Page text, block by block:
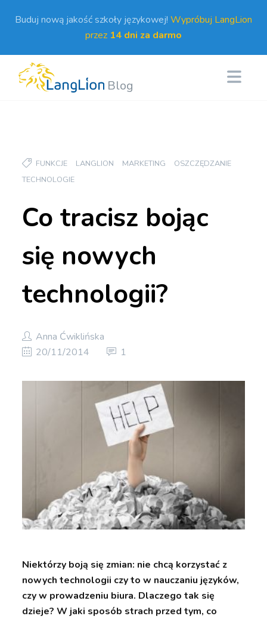
Buduj nową jakość szkoły językowej! Wypróbuj LangLion
przez 14 dni za darmo
Blog
FUNKCJE LANGLION MARKETING
OSZCZĘDZANIE
TECHNOLOGIE
Co tracisz bojąc
się nowych
technologii?
Anna Ćwiklińska
20/11/2014
1
Niektórzy boją się zmian: nie chcą korzystać z
nowych technologii czy to w nauczaniu języków,
czy w prowadzeniu biura. Dlaczego tak się
dzieje? W jaki sposób strach przed tym, co